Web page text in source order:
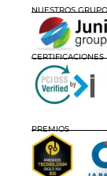
NUESTROS
CERTIFICACIONES
PREMIOS